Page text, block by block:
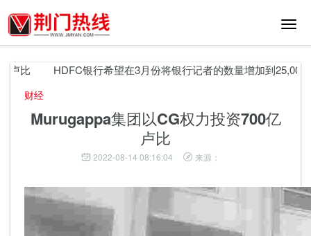
切
航
比 HDFC银行希望在3月份将银行记者的数量增加到25,000
财经
Murugappa集团以CG权力投资700亿
卢比
2022-08-14 08:16:04 来源：